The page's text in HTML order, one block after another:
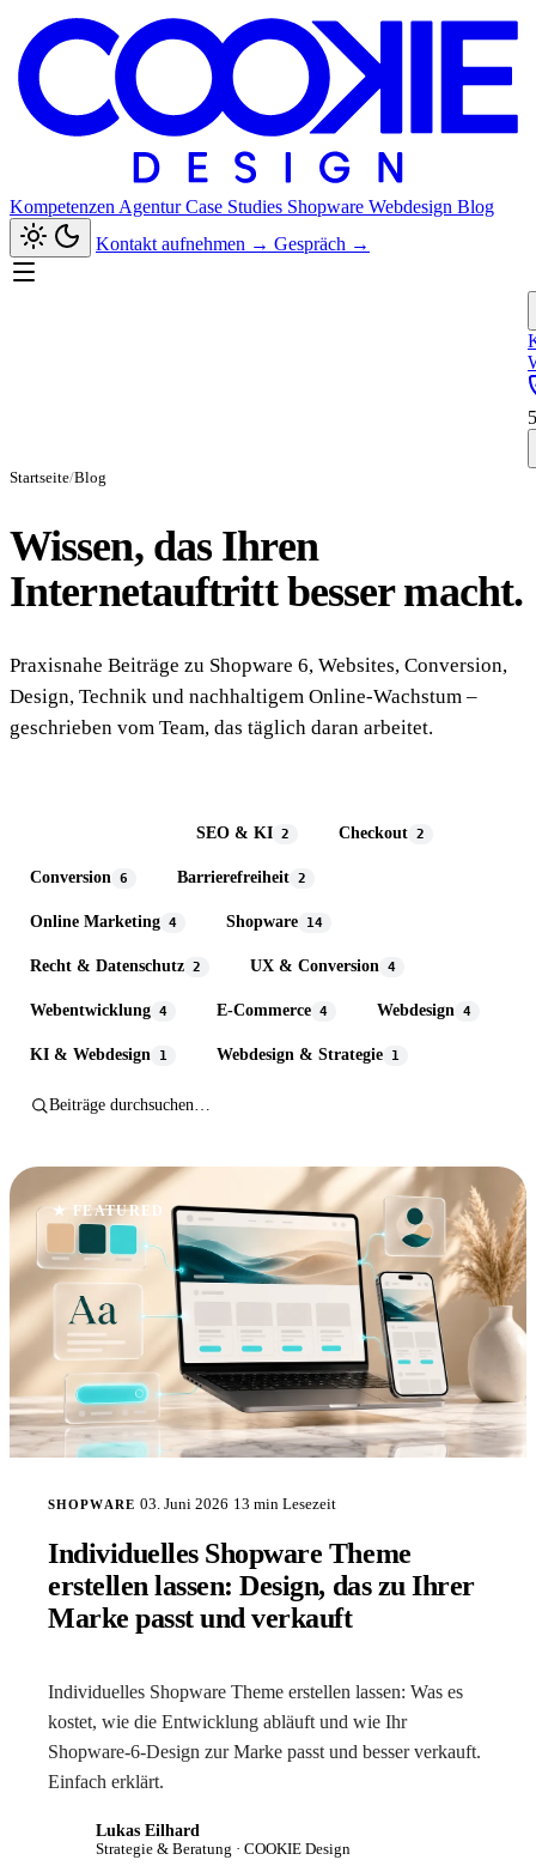
Kompetenzen AgenturCase Studies Shopware Webdesign Blog
Kontakt aufnehmen → Gespräch →
Startseite/Blog
Wissen, das Ihren
Internetauftrittbesser macht.
Praxisnahe Beiträge zu Shopware 6, Websites, Conversion,
Design, Technik und nachhaltigem Online-Wachstum –
geschrieben vom Team, das täglich daran arbeitet.
SEO & KI 2 Checkout 2
Conversion 6 Barrierefreiheit 2
Online Marketing 4 Shopware 14
Recht & Datenschutz 2 UX & Conversion 4
Webentwicklung 4 E-Commerce 4 Webdesign 4
KI & Webdesign 1 Webdesign & Strategie 1
★ FEATURED
SHOPWARE 03. Juni 2026 13 min Lesezeit
Individuelles Shopware Theme
erstellen lassen: Design, das zu Ihrer
Marke passt und verkauft
Individuelles Shopware Theme erstellen lassen: Was es
kostet, wie die Entwicklung abläuft und wie Ihr
Shopware-6-Design zur Marke passt und besser verkauft.
Einfach erklärt.
Lukas Eilhard
Strategie & Beratung · COOKIE Design